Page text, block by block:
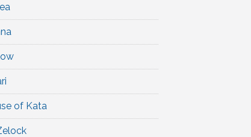
of Kata